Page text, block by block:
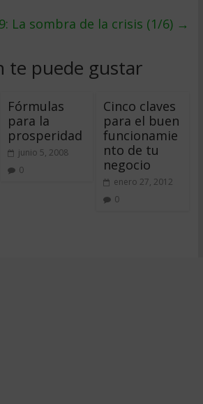
La sombra de la crisis (1/6) →
te puede gustar
Fórmulas
para la
prosperidad
junio 5, 2008
0
Cinco claves
para el buen
funcionamie
nto de tu
negocio
enero 27, 2012
0